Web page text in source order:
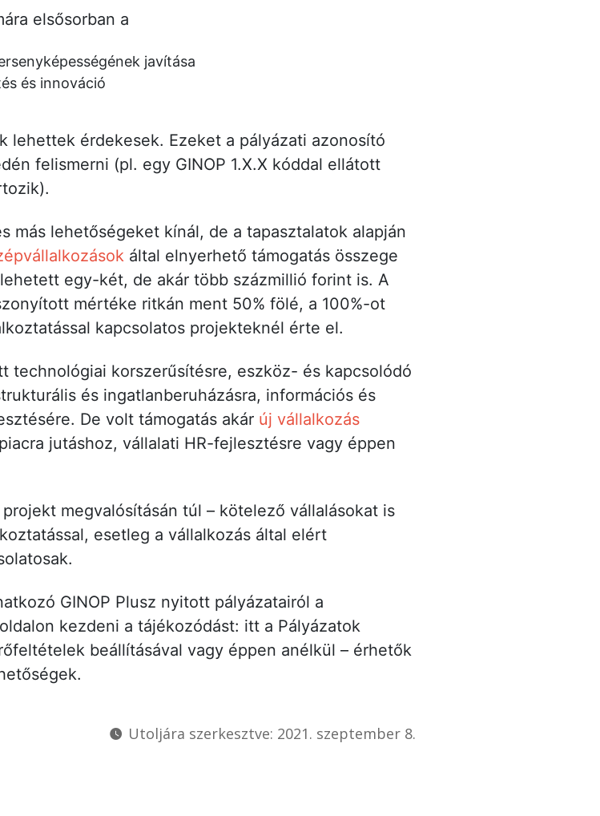
elsősorban a
javítása
és innováció
lehettek érdekesek. Ezeket a pályázati azonosító
felismerni (pl. egy GINOP 1.X.X kóddal ellátott
más lehetőségeket kínál, de a tapasztalatok alapján
által elnyerhető támogatás összege
egy-két, de akár több százmillió forint is. A
mértéke ritkán ment 50% fölé, a 100%-ot
kapcsolatos projekteknél érte el.
technológiai korszerűsítésre, eszköz- és kapcsolódó
és ingatlanberuházásra, információs és
De volt támogatás akár új vállalkozás
jutáshoz, vállalati HR-fejlesztésre vagy éppen
megvalósításán túl – kötelező vállalásokat is
esetleg a vállalkozás által elért
GINOP Plusz nyitott pályázatairól a
oldalon kezdeni a tájékozódást: itt a Pályázatok
beállításával vagy éppen anélkül – érhetők
Utoljára szerkesztve: 2021. szeptember 8.